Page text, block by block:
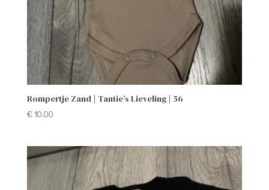
Rompertje Zand | Tantie’s Lieveling | 56
€ 10,00